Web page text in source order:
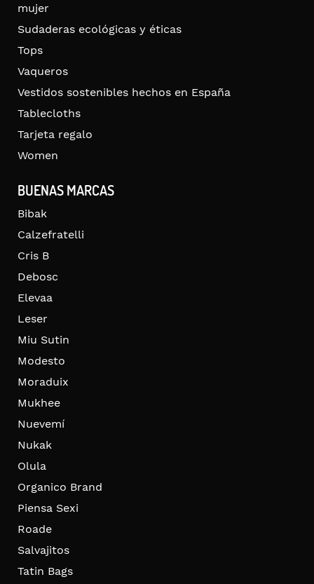
mujer
Sudaderas ecológicas y éticas
Tops
Vaqueros
Vestidos sostenibles hechos en España
Tablecloths
Tarjeta regalo
Women
BUENAS MARCAS
Bibak
Calzefratelli
Cris B
Debosc
Elevaa
Leser
Miu Sutin
Modesto
Moraduix
Mukhee
Nuevemí
Nukak
Olula
Organico Brand
Piensa Sexi
Roade
Salvajitos
Tatin Bags